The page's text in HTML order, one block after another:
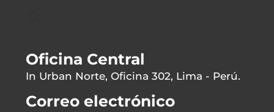
Oficina Central
In Urban Norte, Oficina 302, Lima - Perú.
Correo electrónico